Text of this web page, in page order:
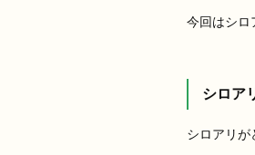
今回はシロ
シロア
シロアリが